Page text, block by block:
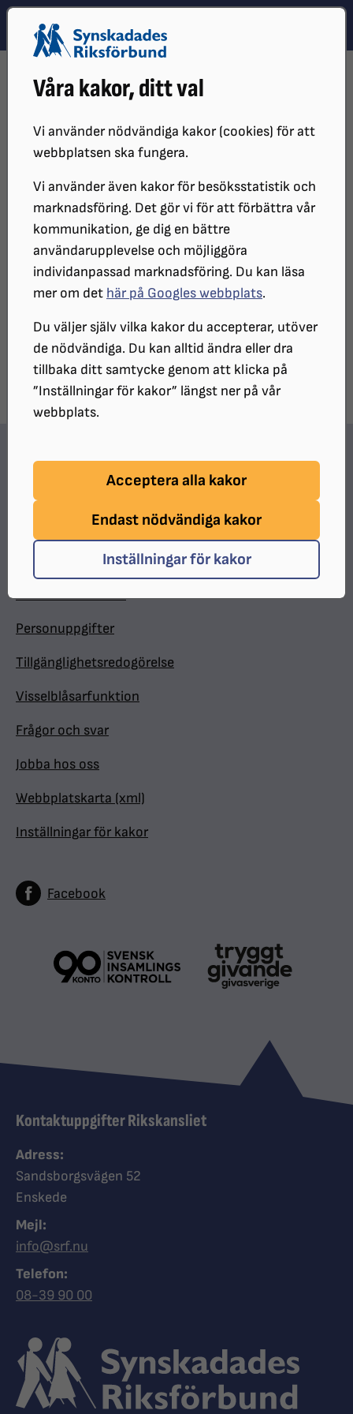
Våra kakor, ditt val
Vi använder nödvändiga kakor (cookies) för att
webbplatsen ska fungera.
Vi använder även kakor för besöksstatistik och
marknadsföring. Det gör vi för att förbättra vår
kommunikation, ge dig en bättre
användarupplevelse och möjliggöra
individanpassad marknadsföring. Du kan läsa
mer om det här på Googles webbplats.
Du väljer själv vilka kakor du accepterar, utöver
de nödvändiga. Du kan alltid ändra eller dra
tillbaka ditt samtycke genom att klicka på
”Inställningar för kakor” längst ner på vår
webbplats.
Acceptera alla kakor
Endast nödvändiga kakor
Inställningar för kakor
Hoppa till innehåll
Hoppa till hitta snabbt
DISTRIKT
SRF NORRBOTTEN
LOKALFÖRENINGAR
SRF Boden
Välkommen till vår lokalförening. Vi vill gärna bli fler
och tycker alltid att det är roligt med nya
medlemmar. Våra föreningar är självständiga juridiska
personer.
Denna förening är vilande.
Hitta snabbt
In English
Medlemsförmåner
Personuppgifter
Tillgänglighetsredogörelse
Visselblåsarfunktion
Frågor och svar
Jobba hos oss
Webbplatskarta (xml)
Inställningar för kakor
Facebook
Kontaktuppgifter Rikskansliet
Adress:
Sandsborgsvägen 52
Enskede
Mejl:
info@srf.nu
Telefon:
Ring Synskadades riksförbund
08-39 90 00